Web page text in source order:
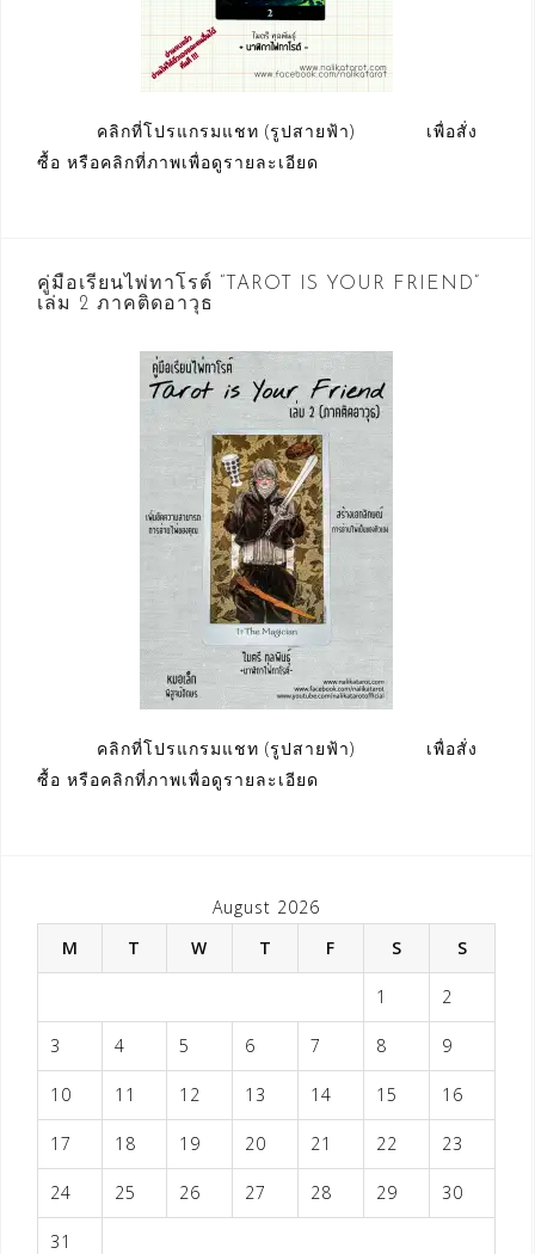
คลิกที่โปรแกรมแชท (รูปสายฟ้า) เพื่อสั่ง
ซื้อ หรือคลิกที่ภาพเพื่อดูรายละเอียด
คู่มือเรียนไพ่ทาโรต์ “TAROT IS YOUR FRIEND”
เล่ม 2 ภาคติดอาวุธ
คลิกที่โปรแกรมแชท (รูปสายฟ้า) เพื่อสั่ง
ซื้อ หรือคลิกที่ภาพเพื่อดูรายละเอียด
August 2026
M
T W T F S S
1 2
3 4 5 6 7 8 9
10 11 12 13 14 15 16
17 18 19 20 21 22 23
24 25 26 27 28 29 30
31